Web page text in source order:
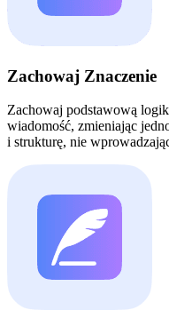
Zachowaj Znaczenie
Zachowaj podstawową
wiadomość, zmieniając
i strukturę, nie